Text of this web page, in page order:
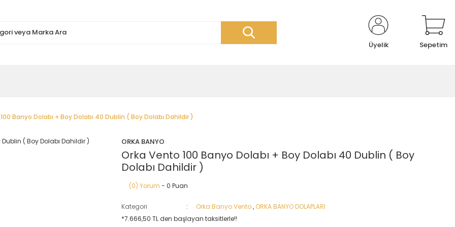
Üyelik Sepetim
Banyo Dolabı + Boy Dolabı 40 Dublin ( Boy Dolabı Dahildir )
ORKA BANYO
Orka Vento 100 Banyo Dolabı + Boy Dolabı 40 Dublin ( Boy
Dolabı Dahildir )
(0) Yorum - 0 Puan
Kategori Orka Banyo Vento, ORKA BANYO DOLAPLARI
*7.666,50 TL den başlayan taksitlerle!!